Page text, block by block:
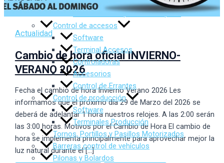
Control de Temperatura Corporal
Control de accesos
Software
Terminal Accesos
Controladoras
Accesorios
Control de Errantes
Control de producción
Software
Terminales Producción
Tornos, Portillos y Pasillos Motorizados
Barreras control de vehículos
Pilonas y Bolardos
Actualidad
Cambio de hora oficial INVIERNO-
VERANO 2026
Fecha el cambio de hora Invierno Verano 2026 Les
informamos que el próximo día 29 de Marzo del 2026 se
deberá de adelantar 1 hora nuestros relojes. A las 2:00 serán
las 3:00 horas. Motivos por el Cambio de Hora El cambio de
hora se implementa principalmente para aprovechar mejor la
luz natural durante el […]